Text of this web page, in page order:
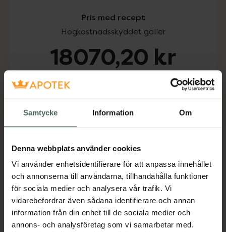
Samtycke Information Om
Denna webbplats använder cookies
Vi använder enhetsidentifierare för att anpassa innehållet
och annonserna till användarna, tillhandahålla funktioner
för sociala medier och analysera vår trafik. Vi
vidarebefordrar även sådana identifierare och annan
information från din enhet till de sociala medier och
annons- och analysföretag som vi samarbetar med.
Pris med recept
Högkostnadsskyddet gäller
18070,20 kr
Köp via ditt recept
Beskrivning Dölj
Läs alltid bipacksedeln innan
användning.